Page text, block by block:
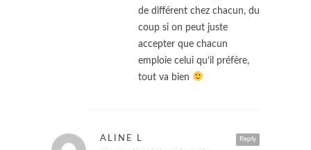
de différent chez chacun, du
coup si on peut juste
accepter que chacun
emploie celui qu’il préfère,
tout va bien
Reply
ALINE L